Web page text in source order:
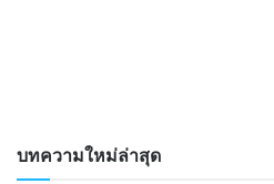
บทความใหม่ล่าสุด